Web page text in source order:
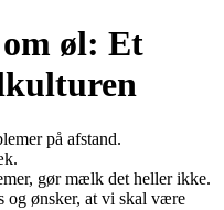
øl: Et
på afstand.
gør mælk det heller ikke.
og ønsker, at vi skal være